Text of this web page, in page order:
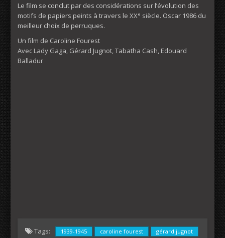
Le film se conclut par des considérations sur l’évolution des
motifs de papiers peints à travers le XX° siècle. Oscar 1986 du
meilleur choix de perruques.
Un film de Caroline Fourest
Avec Lady Gaga, Gérard Jugnot, Tabatha Cash, Edouard
Balladur
Tags: 1939-1945 caroline fourest
gérard jugnot